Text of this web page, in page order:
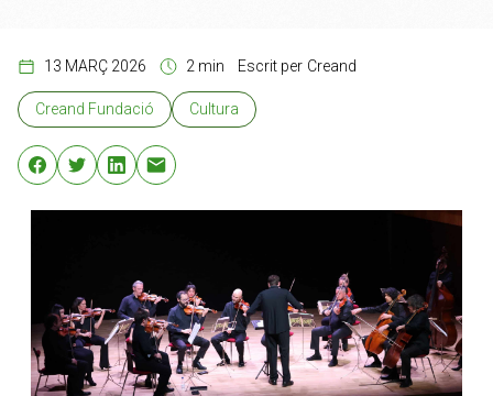
13 MARÇ 2026 2 min Escrit per Creand
Creand Fundació Cultura